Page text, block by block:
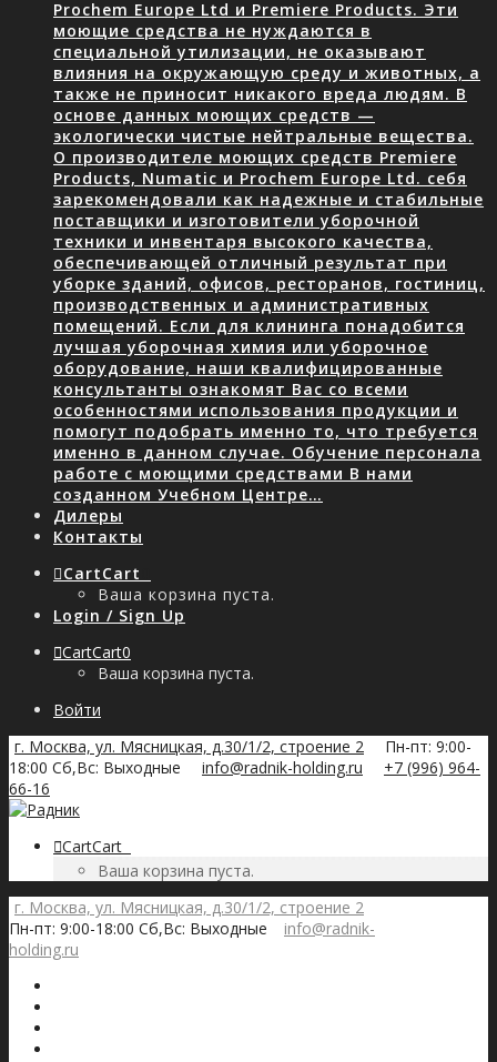
Prochem Europe Ltd и Premiere Products. Эти
моющие средства не нуждаются в
специальной утилизации, не оказывают
влияния на окружающую среду и животных, а
также не приносит никакого вреда людям. В
основе данных моющих средств —
экологически чистые нейтральные вещества.
О производителе моющих средств Premiere
Products, Numatic и Prochem Europe Ltd. себя
зарекомендовали как надежные и стабильные
поставщики и изготовители уборочной
техники и инвентаря высокого качества,
обеспечивающей отличный результат при
уборке зданий, офисов, ресторанов, гостиниц,
производственных и административных
помещений. Если для клининга понадобится
лучшая уборочная химия или уборочное
оборудование, наши квалифицированные
консультанты ознакомят Вас со всеми
особенностями использования продукции и
помогут подобрать именно то, что требуется
именно в данном случае. Обучение персонала
работе с моющими средствами В нами
созданном Учебном Центре…
Дилеры
Контакты
CartCart
Ваша корзина пуста.
Login / Sign Up
CartCart0
Ваша корзина пуста.
Войти
г. Москва, ул. Мясницкая, д.30/1/2, строение 2
Пн-пт: 9:00-
18:00 Сб,Вс: Выходные
info@radnik-holding.ru
+7 (996) 964-
66-16
CartCart
Ваша корзина пуста.
г. Москва, ул. Мясницкая, д.30/1/2, строение 2
Пн-пт: 9:00-18:00 Сб,Вс: Выходные
info@radnik-
holding.ru